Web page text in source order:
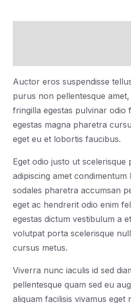
Auctor eros suspendisse
purus non pellentesque
fringilla egestas pulvinar odio
egestas magna pharetra
eget eu et lobortis faucibus.
Eget odio justo ut scelerisque
adipiscing amet condimentum
sodales pharetra accumsan
eget ac hendrerit odio enim
egestas dictum vestibulum a
volutpat porta scelerisque
cursus metus.
Viverra nunc iaculis id sed
pellentesque quam sed eu
aliquam facilisis vivamus eget